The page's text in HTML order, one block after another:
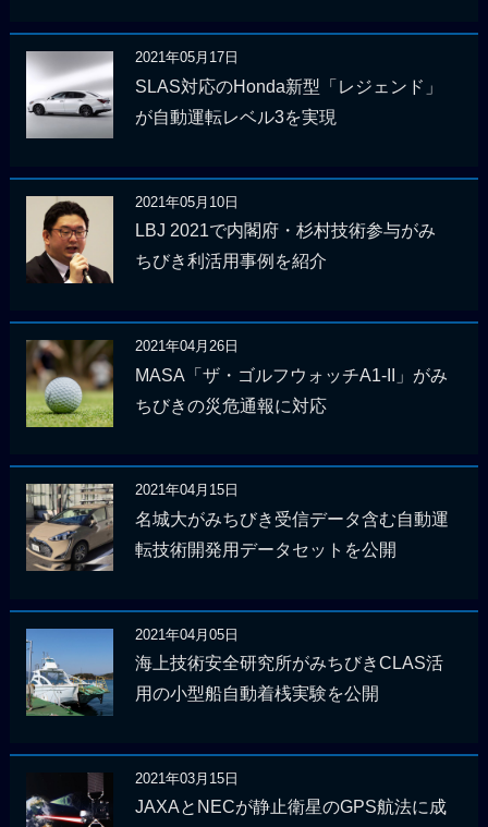
2021年05月17日
SLAS対応のHonda新型「レジェンド」
が自動運転レベル3を実現
2021年05月10日
LBJ 2021で内閣府・杉村技術参与がみ
ちびき利活用事例を紹介
2021年04月26日
MASA「ザ・ゴルフウォッチA1-II」がみ
ちびきの災危通報に対応
2021年04月15日
名城大がみちびき受信データ含む自動運
転技術開発用データセットを公開
2021年04月05日
海上技術安全研究所がみちびきCLAS活
用の小型船自動着桟実験を公開
2021年03月15日
JAXAとNECが静止衛星のGPS航法に成